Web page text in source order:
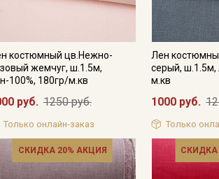
костюмный цв.Нежно-
жемчуг, ш.1.5м,
100%, 180гр/м.кв
руб. 1250 руб.
Только онлайн-заказ
Лен
серый, ш.1.5м,
м.кв
1000 руб.
Только
СКИДКА 20% АКЦИЯ СКИДКА
категории тканей
с
Политикой обработки персональных
Согласие на обработку персональных